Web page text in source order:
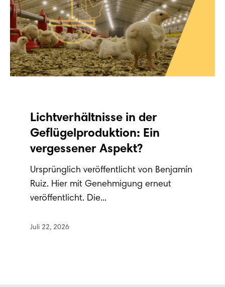
Lichtverhältnisse in der
Geflügelproduktion: Ein
vergessener Aspekt?
Ursprünglich veröffentlicht von Benjamín
Ruiz. Hier mit Genehmigung erneut
veröffentlicht. Die...